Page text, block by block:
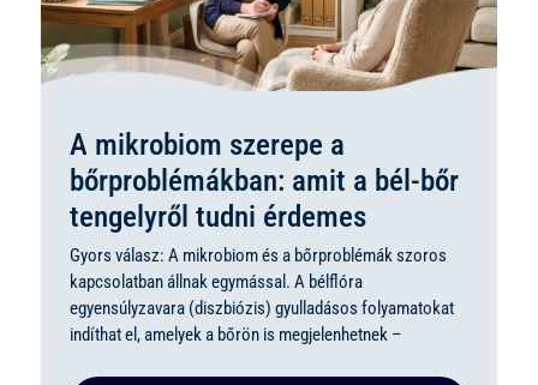
A mikrobiom szerepe a
bőrproblémákban: amit a bél-bőr
tengelyről tudni érdemes
Gyors válasz: A mikrobiom és a bőrproblémák szoros
kapcsolatban állnak egymással. A bélflóra
egyensúlyzavara (diszbiózis) gyulladásos folyamatokat
indíthat el, amelyek a bőrön is megjelenhetnek –